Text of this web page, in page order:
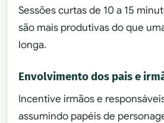
Sessões curtas de 10 a 15
são mais produtivas do que
longa.
Envolvimento dos pais e
Incentive irmãos e
assumindo papéis de